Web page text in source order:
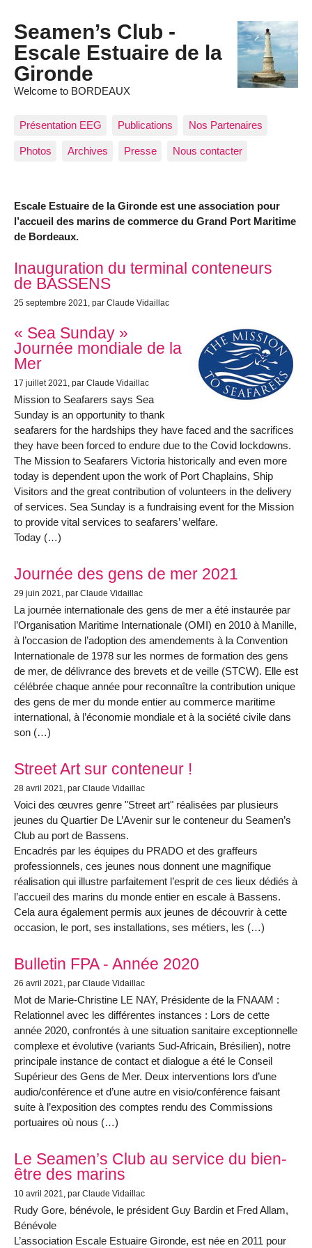
Seamen’s Club -
Escale Estuaire de la
Gironde
Welcome to BORDEAUX
Présentation EEG Publications Nos Partenaires
Photos Archives Presse Nous contacter
Escale Estuaire de la Gironde est une association pour
l’accueil des marins de commerce du Grand Port Maritime
de Bordeaux.
Articles les plus récents
Inauguration du terminal conteneurs
de BASSENS
25 septembre 2021 , par Claude Vidaillac
« Sea Sunday »
Journée mondiale de la
Mer
17 juillet 2021, par Claude Vidaillac
Mission to Seafarers says Sea
Sunday is an opportunity to thank
seafarers for the hardships they have faced and the sacrifices
they have been forced to endure due to the Covid lockdowns.
The Mission to Seafarers Victoria historically and even more
today is dependent upon the work of Port Chaplains, Ship
Visitors and the great contribution of volunteers in the delivery
of services. Sea Sunday is a fundraising event for the Mission
to provide vital services to seafarers’ welfare.
Today (…)
Journée des gens de mer 2021
29 juin 2021, par Claude Vidaillac
La journée internationale des gens de mer a été instaurée par
l’Organisation Maritime Internationale (OMI) en 2010 à Manille,
à l’occasion de l’adoption des amendements à la Convention
Internationale de 1978 sur les normes de formation des gens
de mer, de délivrance des brevets et de veille (STCW). Elle est
célébrée chaque année pour reconnaître la contribution unique
des gens de mer du monde entier au commerce maritime
international, à l’économie mondiale et à la société civile dans
son (…)
Street Art sur conteneur !
28 avril 2021 , par Claude Vidaillac
Voici des œuvres genre "Street art" réalisées par plusieurs
jeunes du Quartier De L’Avenir sur le conteneur du Seamen’s
Club au port de Bassens.
Encadrés par les équipes du PRADO et des graffeurs
professionnels, ces jeunes nous donnent une magnifique
réalisation qui illustre parfaitement l’esprit de ces lieux dédiés à
l’accueil des marins du monde entier en escale à Bassens.
Cela aura également permis aux jeunes de découvrir à cette
occasion, le port, ses installations, ses métiers, les (…)
Bulletin FPA - Année 2020
26 avril 2021 , par Claude Vidaillac
Mot de Marie-Christine LE NAY, Présidente de la FNAAM :
Relationnel avec les différentes instances : Lors de cette
année 2020, confrontés à une situation sanitaire exceptionnelle
complexe et évolutive (variants Sud-Africain, Brésilien), notre
principale instance de contact et dialogue a été le Conseil
Supérieur des Gens de Mer. Deux interventions lors d’une
audio/conférence et d’une autre en visio/conférence faisant
suite à l’exposition des comptes rendu des Commissions
portuaires où nous (…)
Le Seamen’s Club au service du bien-
être des marins
10 avril 2021 , par Claude Vidaillac
Rudy Gore, bénévole, le président Guy Bardin et Fred Allam,
Bénévole
L’association Escale Estuaire Gironde, est née en 2011 pour